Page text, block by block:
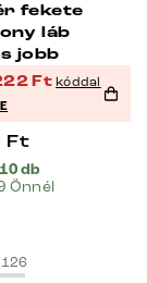
fekete
láb
jobb
Ft kóddal
Ft
db
Önnél
126